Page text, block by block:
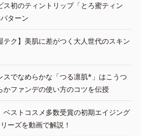
ス初のティントリップ「とろ蜜ティン
ターン
テク】美肌に差がつく大人世代のスキン
スでなめらかな「つる凛肌*」はこうつ
かファンデの使い方のコツを伝授
ベストコスメ多数受賞の初期エイジング
ーズを動画で解説！